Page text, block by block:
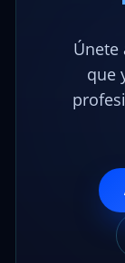
Únete
que